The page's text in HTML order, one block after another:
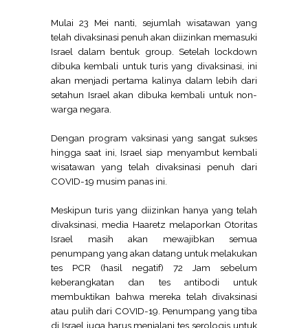
Mulai 23 Mei nanti, sejumlah wisatawan yang
telah divaksinasi penuh akan diizinkan memasuki
Israel dalam bentuk group. Setelah lockdown
dibuka kembali untuk turis yang divaksinasi, ini
akan menjadi pertama kalinya dalam lebih dari
setahun Israel akan dibuka kembali untuk non-
warga negara.
Dengan program vaksinasi yang sangat sukses
hingga saat ini, Israel siap menyambut kembali
wisatawan yang telah divaksinasi penuh dari
COVID-19 musim panas ini.
Meskipun turis yang diizinkan hanya yang telah
divaksinasi, media Haaretz melaporkan Otoritas
Israel masih akan mewajibkan semua
penumpang yang akan datang untuk melakukan
tes PCR (hasil negatif) 72 Jam sebelum
keberangkatan dan tes antibodi untuk
membuktikan bahwa mereka telah divaksinasi
atau pulih dari COVID-19. Penumpang yang tiba
di Israel juga harus menjalani tes serologis untuk